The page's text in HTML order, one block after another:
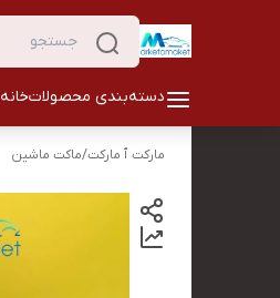
دسته‌بندی محصولاتخانه
مارکت ٱ مارکت/ماکت ماشین